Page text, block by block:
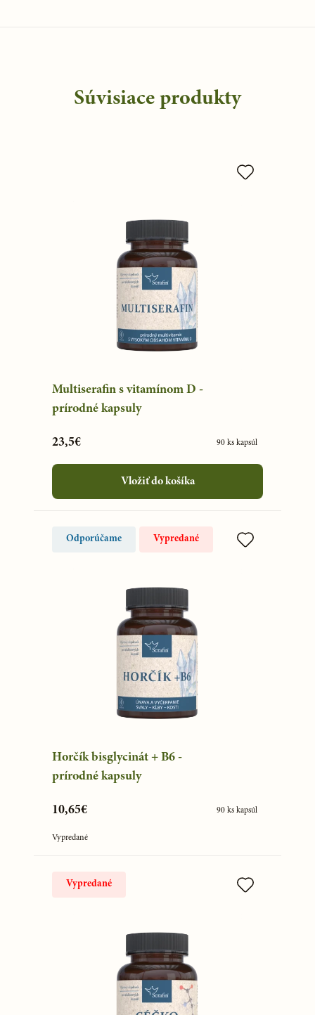
Súvisiace produkty
Multiserafin s vitamínom D -
prírodné kapsuly
23,5€ 90 ks kapsúl
Vložiť do košíka
Odporúčame Vypredané
Horčík bisglycinát + B6 -
prírodné kapsuly
10,65€ 90 ks kapsúl
Vypredané
Vypredané